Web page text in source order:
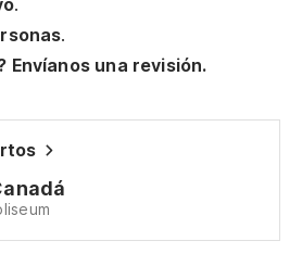
.
.
Envíanos una revisión.